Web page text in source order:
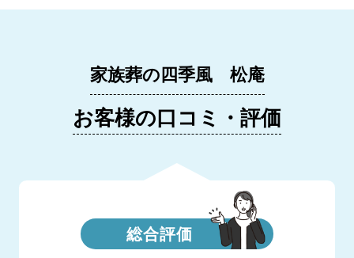
家族葬の四季風 松庵
お客様の口コミ・評価
総合評価